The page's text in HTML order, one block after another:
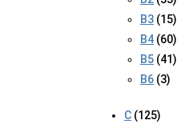
B3 (15)
B4 (60)
B5 (41)
B6 (3)
C (125)